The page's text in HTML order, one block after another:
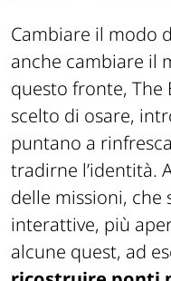
Cambiare il modo
anche cambiare il
questo fronte, The
scelto di osare,
puntano a
tradirne l’identità.
delle missioni,
interattive, più
alcune quest, ad